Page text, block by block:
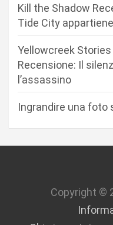
Kill the Shadow
Tide City
Yellowcreek
Recensione: Il
l’assassino
Ingrandire una foto
Copyright ©